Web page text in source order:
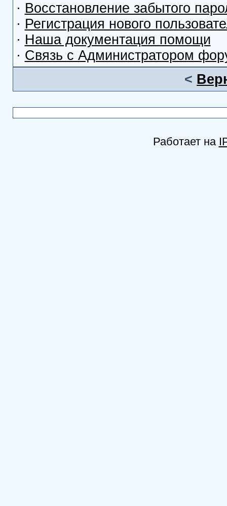
· Восстановление забытого
· Регистрация нового
· Наша документация помощи
· Связь с Администратором
<
Работает на